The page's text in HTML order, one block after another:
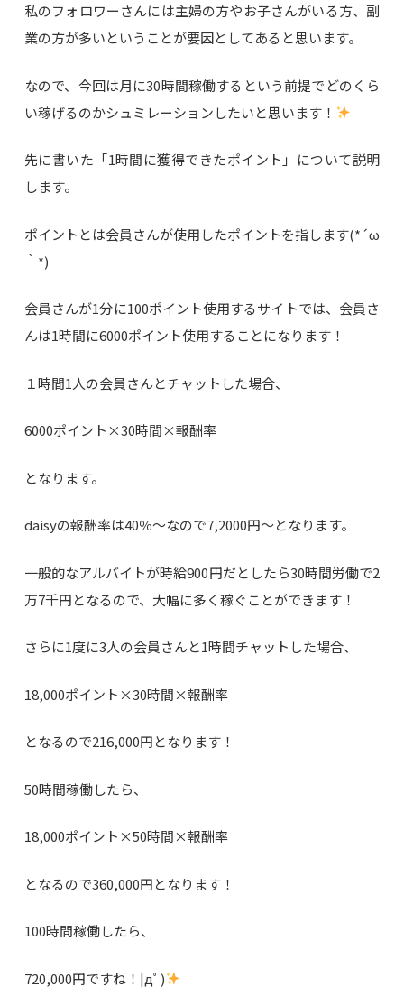
私のフォロワーさんには主婦の方やお子さんがいる方、副
業の方が多いということが要因としてあると思います。
なので、今回は月に30時間稼働するという前提でどのくら
い稼げるのかシュミレーションしたいと思います！
先に書いた「1時間に獲得できたポイント」について説明
します。
ポイントとは会員さんが使用したポイントを指します(*´ω
｀*)
会員さんが1分に100ポイント使用するサイトでは、会員さ
んは1時間に6000ポイント使用することになります！
１時間1人の会員さんとチャットした場合、
6000ポイント×30時間×報酬率
となります。
daisyの報酬率は40％～なので7,2000円～となります。
一般的なアルバイトが時給900円だとしたら30時間労働で2
万7千円となるので、大幅に多く稼ぐことができます！
さらに1度に3人の会員さんと1時間チャットした場合、
18,000ポイント×30時間×報酬率
となるので216,000円となります！
50時間稼働したら、
18,000ポイント×50時間×報酬率
となるので360,000円となります！
100時間稼働したら、
720,000円ですね！|дﾟ)